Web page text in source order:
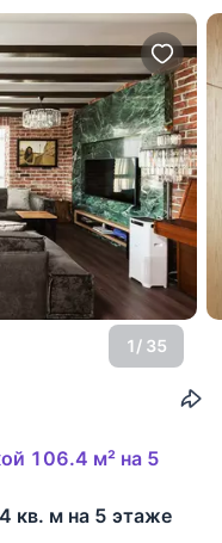
1/ 35
106.4 м² на 5
кв. м на 5 этаже